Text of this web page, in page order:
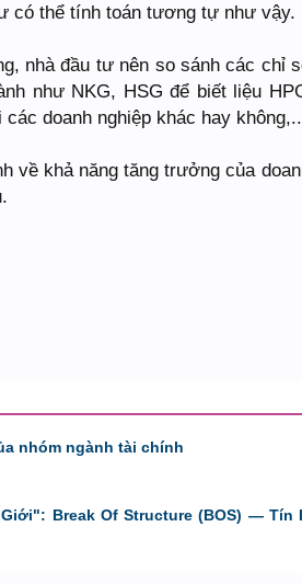
có thể tính toán tương tự như vậy.
nhà đầu tư nên so sánh các chỉ
như NKG, HSG để biết liệu
doanh nghiệp khác hay
về khả năng tăng trưởng của
nhóm ngành tài chính
Break Of Structure (BOS) — Tín